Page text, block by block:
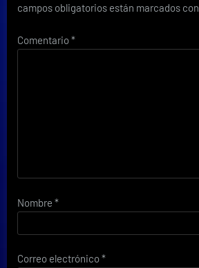
campos obligatorios están marcados con
Comentario*
Nombre *
Correo electrónico*